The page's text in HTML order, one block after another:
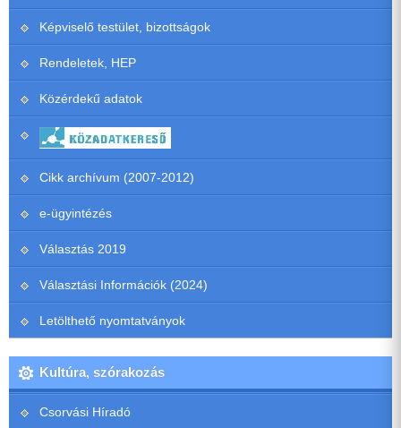
Képviselő testület, bizottságok
Rendeletek, HEP
Közérdekű adatok
Cikk archívum (2007-2012)
e-ügyintézés
Választás 2019
Választási Információk (2024)
Letölthető nyomtatványok
Kultúra, szórakozás
Csorvási Híradó